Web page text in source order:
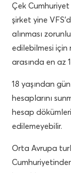
Çek
şirket yine
alınması
edilebilmesi
arasında en az
18 yaşından
hesaplarını
hesap
edilemeyebilir.
Orta Avrupa